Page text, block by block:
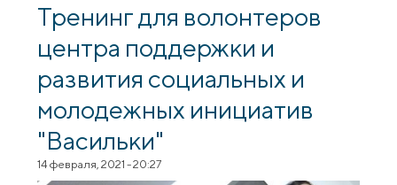
Тренинг для волонтеров
центра поддержки и
развития социальных и
молодежных инициатив
"Васильки"
14 февраля, 2021 - 20:27